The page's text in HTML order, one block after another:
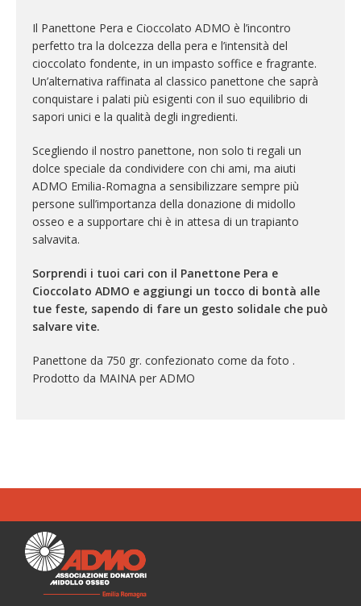
Il Panettone Pera e Cioccolato ADMO è l’incontro
perfetto tra la dolcezza della pera e l’intensità del
cioccolato fondente, in un impasto soffice e fragrante.
Un’alternativa raffinata al classico panettone che saprà
conquistare i palati più esigenti con il suo equilibrio di
sapori unici e la qualità degli ingredienti.
Scegliendo il nostro panettone, non solo ti regali un
dolce speciale da condividere con chi ami, ma aiuti
ADMO Emilia-Romagna a sensibilizzare sempre più
persone sull’importanza della donazione di midollo
osseo e a supportare chi è in attesa di un trapianto
salvavita.
Sorprendi i tuoi cari con il Panettone Pera e
Cioccolato ADMO e aggiungi un tocco di bontà alle
tue feste, sapendo di fare un gesto solidale che può
salvare vite.
Panettone da 750 gr. confezionato come da foto .
Prodotto da MAINA per ADMO